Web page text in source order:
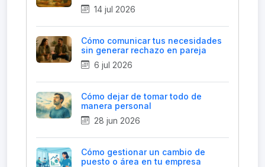
14 jul 2026
Cómo comunicar tus necesidades
sin generar rechazo en pareja
6 jul 2026
Cómo dejar de tomar todo de
manera personal
28 jun 2026
Cómo gestionar un cambio de
puesto o área en tu empresa